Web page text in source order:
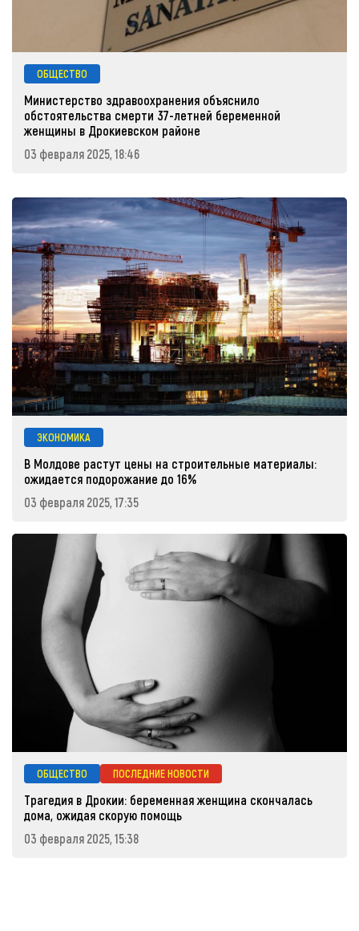
ОБЩЕСТВО
Министерство здравоохранения объяснило
обстоятельства смерти 37-летней беременной
женщины в Дрокиевском районе
03 февраля 2025, 18:46
ЭКОНОМИКА
В Молдове растут цены на строительные материалы:
ожидается подорожание до 16%
03 февраля 2025, 17:35
ОБЩЕСТВО ПОСЛЕДНИЕ НОВОСТИ
Трагедия в Дрокии: беременная женщина скончалась
дома, ожидая скорую помощь
03 февраля 2025, 15:38